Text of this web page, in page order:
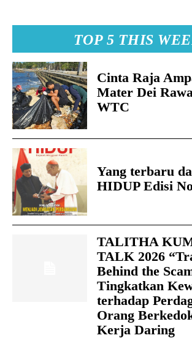
TOP 5 THIS
Cinta Raja
Mater Dei
WTC
Yang terbaru
HIDUP Edisi
TALITHA
TALK 2026
Behind the
Tingkatkan
terhadap
Orang
Kerja Daring